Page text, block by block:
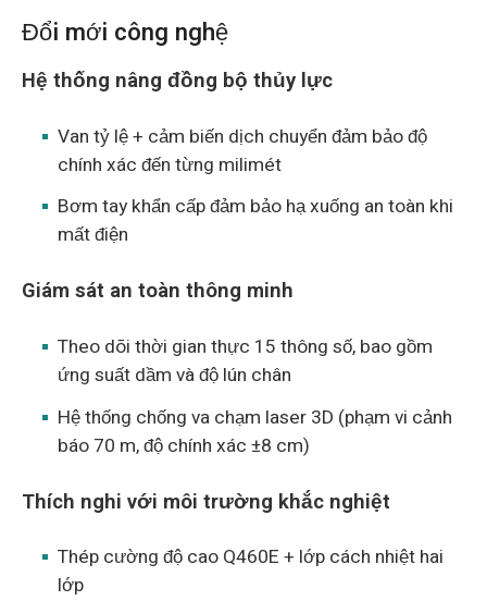
Đổi mới công nghệ
Hệ thống nâng đồng bộ thủy lực
Van tỷ lệ + cảm biến dịch chuyển đảm bảo độ
chính xác đến từng milimét
Bơm tay khẩn cấp đảm bảo hạ xuống an toàn khi
mất điện
Giám sát an toàn thông minh
Theo dõi thời gian thực 15 thông số, bao gồm
ứng suất dầm và độ lún chân
Hệ thống chống va chạm laser 3D (phạm vi cảnh
báo 70 m, độ chính xác ±8 cm)
Thích nghi với môi trường khắc nghiệt
Thép cường độ cao Q460E + lớp cách nhiệt hai
lớp